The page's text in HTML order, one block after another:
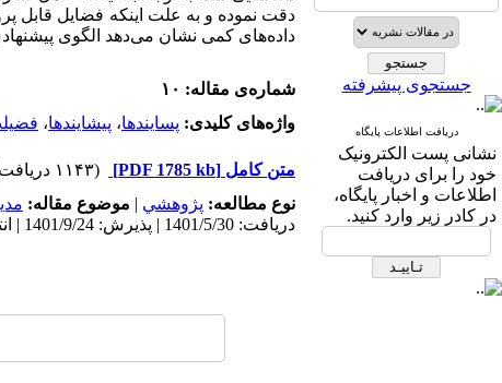
جستجوی پیشرفته
دریافت اطلاعات پایگاه
نشانی پست الکترونیک
خود را برای دریافت
اطلاعات و اخبار پایگاه،
در کادر زیر وارد کنید.
دقت نموده و به علت اینکه فضایل قابل
داده‌های کمی نشان می‌دهد الگوی
شماره‌ی مقاله: ۱۰
واژه‌های کلیدی: پسایندها، پیشایندها،
متن کامل [PDF 1785 kb]
(۱۱۴۳ دریافت)
نوع مطالعه: پژوهشي | موضوع مقاله:
دریافت: 1401/5/30 | پذیرش: 1401/9/24 | انتشار: 1401/10/5